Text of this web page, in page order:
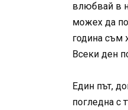
влюбвай в
можех да
година съм
Всеки ден
Един път,
погледна с